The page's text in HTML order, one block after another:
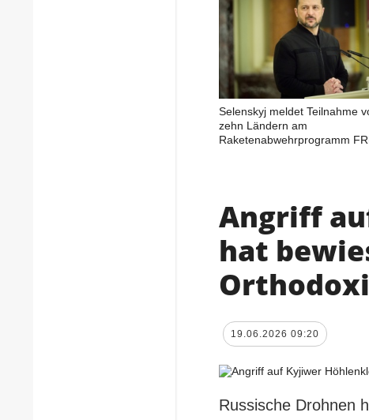
Selenskyj meldet Teilnahme
zehn Ländern am
Raketenabwehrprogramm
Angriff
hat
19.06.2026 09:20
Russische Drohnen